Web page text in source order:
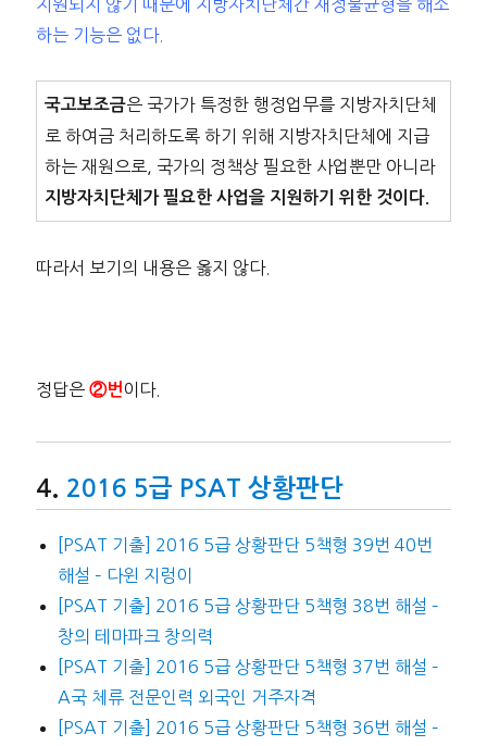
지원되지 않기 때문에 지방자치단체간 재정불균형을 해소
하는 기능은 없다.
국고보조금은 국가가 특정한 행정업무를 지방자치단체
로 하여금 처리하도록 하기 위해 지방자치단체에 지급
하는 재원으로, 국가의 정책상 필요한 사업뿐만 아니라
지방자치단체가 필요한 사업을 지원하기 위한 것이다.
따라서 보기의 내용은 옳지 않다.
정답은②번 이다.
2016 5급 PSAT 상황판단
[PSAT 기출] 2016 5급 상황판단 5책형 39번 40번
해설 – 다윈 지렁이
[PSAT 기출] 2016 5급 상황판단 5책형 38번 해설 –
창의 테마파크 창의력
[PSAT 기출] 2016 5급 상황판단 5책형 37번 해설 –
A국 체류 전문인력 외국인 거주자격
[PSAT 기출] 2016 5급 상황판단 5책형 36번 해설 –